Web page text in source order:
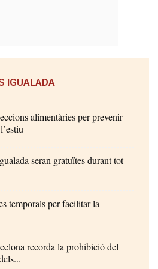
IGUALADA
alimentàries per prevenir
seran gratuïtes durant tot
temporals per facilitar la
recorda la prohibició del